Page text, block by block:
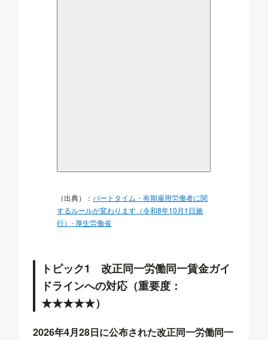
（出典）：パートタイム・有期雇用労働者に関
するルールが変わります（令和8年10月1日施
行）- 厚生労働省
トピック1 改正同一労働同一賃金ガイ
ドラインへの対応（重要度：
★★★★★）
2026年4月28日に公布された改正同一労働同一